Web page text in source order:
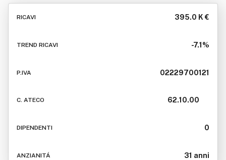
RICAVI 395.0 K €
TREND RICAVI -7.1%
P.IVA 02229700121
C. ATECO 62.10.00
DIPENDENTI 0
ANZIANITÁ 31 anni